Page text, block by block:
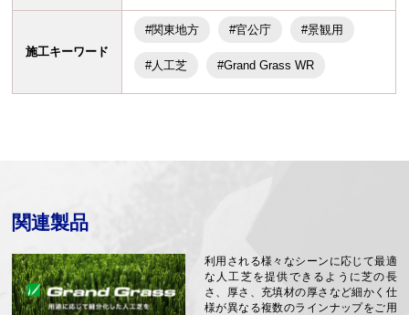
施工キーワード
#関東地方 #官公庁 #景観用
#人工芝 #Grand Grass WR
関連製品
利用される様々なシーンに応じて最適
な人工芝を提供できるように芝の長
さ、厚さ、充填材の厚さなど細かく仕
様が異なる複数のラインナップをご用